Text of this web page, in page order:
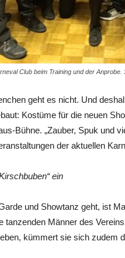
Club beim Training und der
geht es nicht. Und
Kostüme für die neuen
Bühne. „Zauber, Spuk und
der aktuellen
ein
und Showtanz geht, ist
tanzenden Männer des
kümmert sie sich zudem